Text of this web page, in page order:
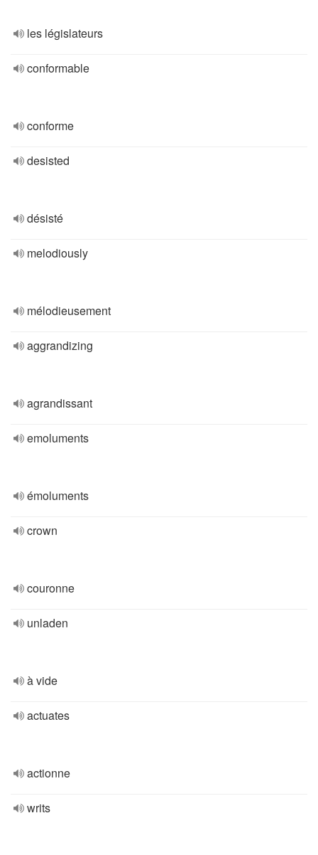
les législateurs
conformable
conforme
desisted
désisté
melodiously
mélodieusement
aggrandizing
agrandissant
emoluments
émoluments
crown
couronne
unladen
à vide
actuates
actionne
writs